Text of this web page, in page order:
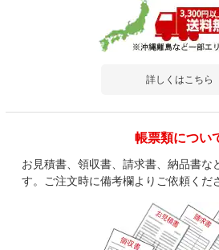
詳しくはこちら
帳票類につい
お見積書、領収書、請求書、納品書な
す。ご注文時に備考欄よりご依頼くだ